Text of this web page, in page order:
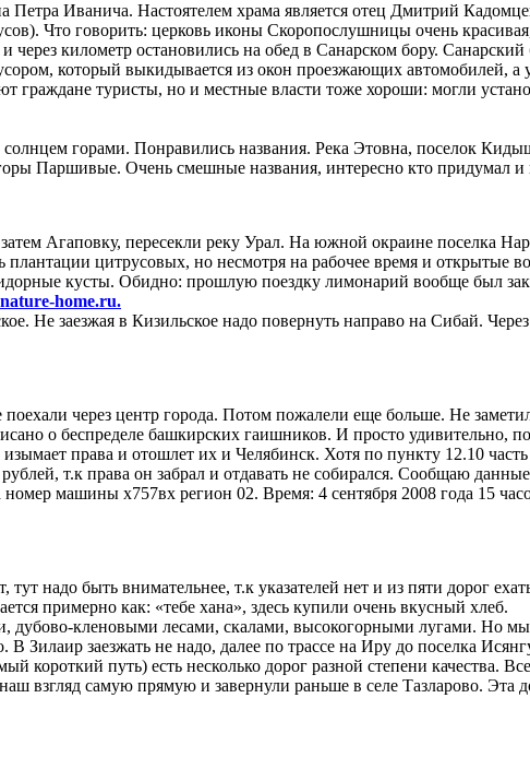
Петра Иванича. Настоятелем храма является отец Дмитрий
Что говорить: церковь иконы Скоропослушницы очень
километр остановились на обед в Санарском бору.
который выкидывается из окон проезжающих автомобилей, а
граждане туристы, но и местные власти тоже хороши: могли
горами. Понравились названия. Река Этовна, поселок
Паршивые. Очень смешные названия, интересно кто придумал и
Агаповку, пересекли реку Урал. На южной окраине поселка
плантации цитрусовых, но несмотря на рабочее время и открытые
кусты. Обидно: прошлую поездку лимонарий вообще был
home.ru.
Не заезжая в Кизильское надо повернуть направо на Сибай.
через центр города. Потом пожалели еще больше. Не
о беспределе башкирских гаишников. И просто удивительно,
права и отошлет их и Челябинск. Хотя по пункту 12.10
т.к права он забрал и отдавать не собирался. Сообщаю
машины х757вх регион 02. Время: 4 сентября 2008 года 15
надо быть внимательнее, т.к указателей нет и из пяти дорог
примерно как: «тебе хана», здесь купили очень вкусный хлеб.
кленовыми лесами, скалами, высокогорными лугами. Но мы
Зилаир заезжать не надо, далее по трассе на Иру до поселка
путь) есть несколько дорог разной степени качества.
взгляд самую прямую и завернули раньше в селе Тазларово. Эта